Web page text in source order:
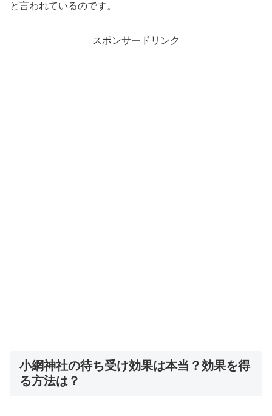
と言われているのです。
スポンサードリンク
小網神社の待ち受け効果は本当？効果を得
る方法は？